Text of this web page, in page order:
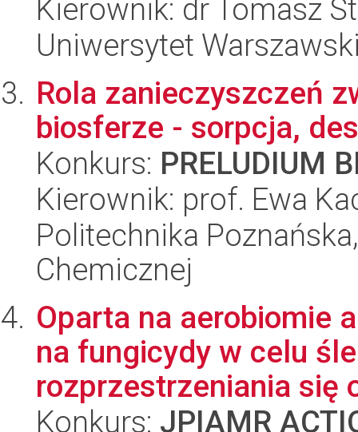
Kierownik: dr Tomasz
Uniwersytet
Rola zanieczyszczeń
biosferze - sorpcja,
Konkurs: PRELUDIUM
Kierownik: prof. Ewa
Politechnika
Chemicznej
Oparta na aerobiomie
na fungicydy w celu
rozprzestrzeniania się
Konkurs: JPIAMR